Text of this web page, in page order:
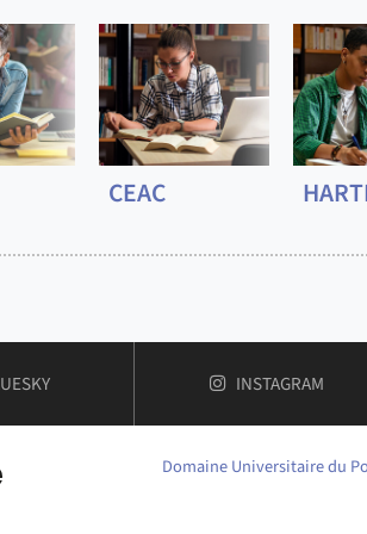
CEAC
DE FACULTÉ DES HUMANITÉSCOMPTE
INSTAGRAM DE
Domaine Universitaire du